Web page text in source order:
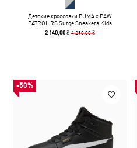
Детские кроссовки PUMA x PAW
PATROL RS Surge Sneakers Kids
2 140,00 ₴4 290,00 ₴
-50%